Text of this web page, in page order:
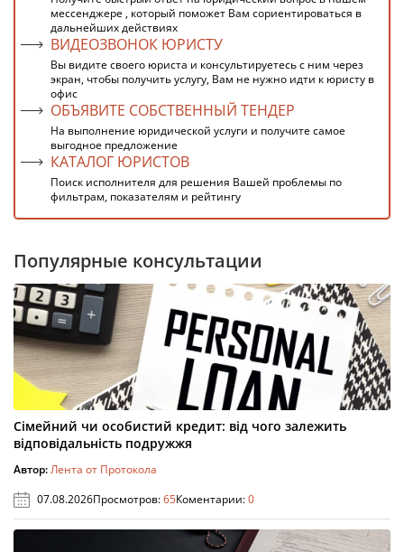
мессенджере , который поможет Вам сориентироваться в
дальнейших действиях
ВИДЕОЗВОНОК ЮРИСТУ
Вы видите своего юриста и консультируетесь с ним через
экран, чтобы получить услугу, Вам не нужно идти к юристу в
офис
ОБЪЯВИТЕ СОБСТВЕННЫЙ ТЕНДЕР
На выполнение юридической услуги и получите самое
выгодное предложение
КАТАЛОГ ЮРИСТОВ
Поиск исполнителя для решения Вашей проблемы по
фильтрам, показателям и рейтингу
Популярные консультации
Сімейний чи особистий кредит: від чого залежить
відповідальність подружжя
Автор:Лента от Протокола
07.08.2026Просмотров:65Коментарии:0